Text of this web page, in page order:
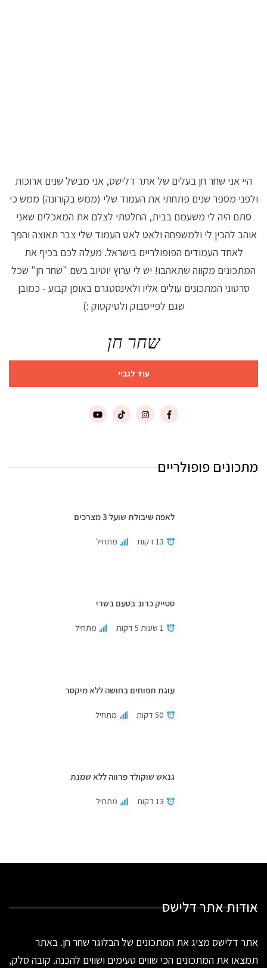
היי אני שחר חן בעלים של אתר דלישס, אני מבשל שנים ארוכות
ולפני מספר שנים פתחתי את העמוד שלי (ממש בקורונה) ממש כי
סתם היה לי משעמם בבית, החלטתי לצלם את המאכלים שאני
אוהב להכין לי ולמשפחה ולאט לאט העמוד שלי צבר תאוצה והפך
לאחד העמודים הפופולריים בישראל. מעלה לכם בכיף את
המתכונים מקווה שתאהבו! יש לי ערוץ יוטיוב בשם "שחר חן" שכל
סרטוני המתכונים עולים אליו ולאינסטגרם באופן קבוע - כמובן
שגם לפייסבוק ולטיקטוק :)
שחר חן
עוד לגביי
מתכונים פופולריים
לאפה שיבולת שועל 3 מצרכים
13 דקות מתחיל
סטייק כרוב בטעם בשרי
1 שעות 5 דקות מתחיל
עוגת תפוחים בחושה ללא מיקסר
50 דקות מתחיל
גנאש שוקולד פרווה ללא שמנת
13 דקות מתחיל
אודות אתר דלישס
אתר דלישס מציג את המתכונים של הבלוגר שחר חן. באתר
תמצאו את המתכונים הכי שווים טעימים ושווים להכנה. קובה סלק,